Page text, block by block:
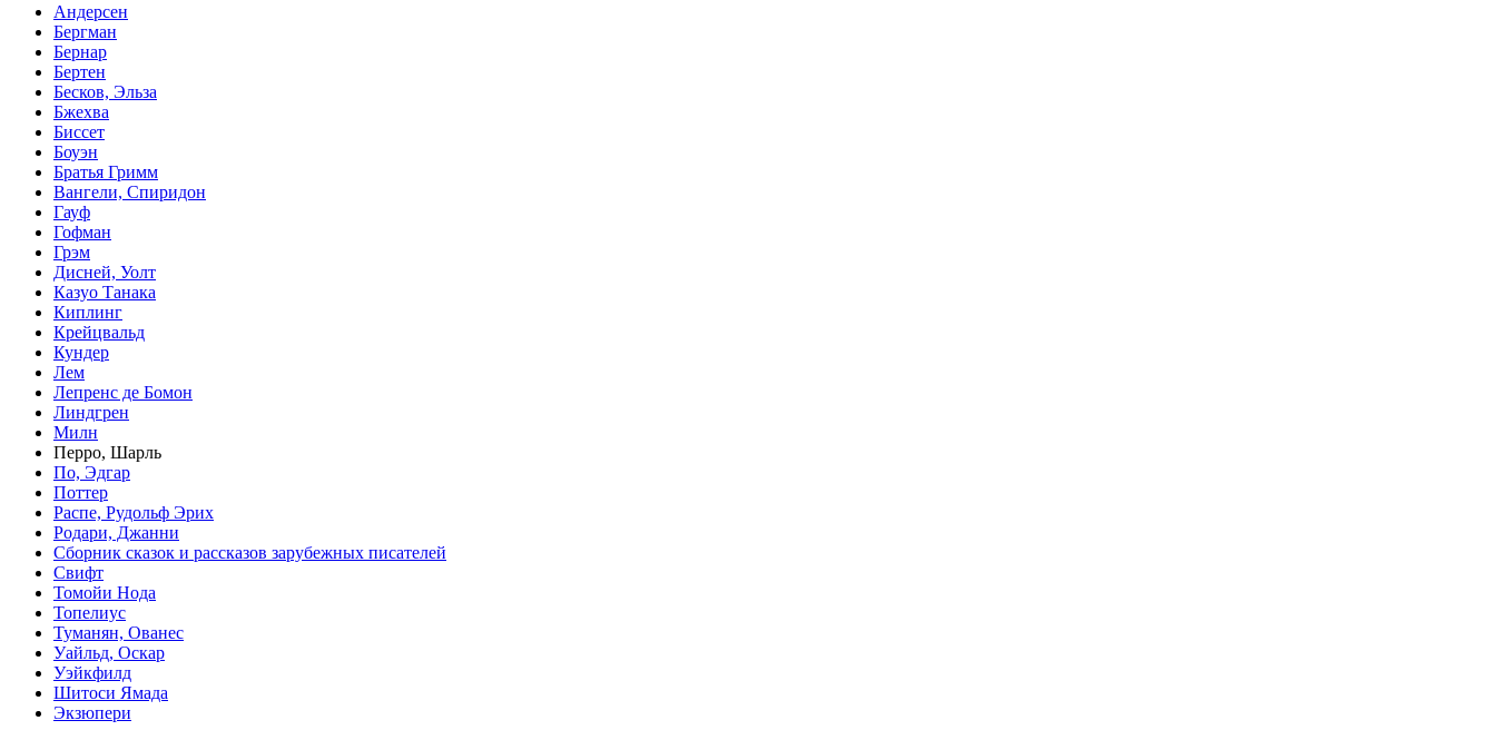
Андерсен
Бергман
Бернар
Бертен
Бесков, Эльза
Бжехва
Биссет
Боуэн
Братья Гримм
Вангели, Спиридон
Гауф
Гофман
Грэм
Дисней, Уолт
Казуо Танака
Киплинг
Крейцвальд
Кундер
Лем
Лепренс де Бомон
Линдгрен
Милн
Перро, Шарль
По, Эдгар
Поттер
Распе, Рудольф Эрих
Родари, Джанни
Сборник сказок и рассказов зарубежных писателей
Свифт
Томойи Нода
Топелиус
Туманян, Ованес
Уайльд, Оскар
Уэйкфилд
Шитоси Ямада
Экзюпери